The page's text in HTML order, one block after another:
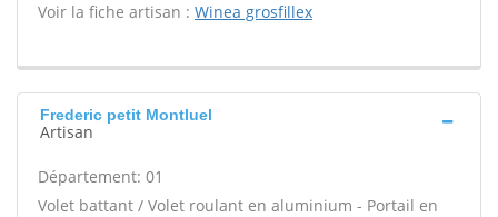
Voir la fiche artisan : Winea grosfillex
Frederic petit Montluel
Artisan
Département: 01
Volet battant / Volet roulant en aluminium - Portail en